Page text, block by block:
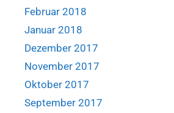
Februar 2018
Januar 2018
Dezember 2017
November 2017
Oktober 2017
September 2017